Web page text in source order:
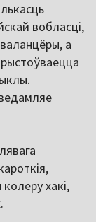
вобласці,
а
хакі,